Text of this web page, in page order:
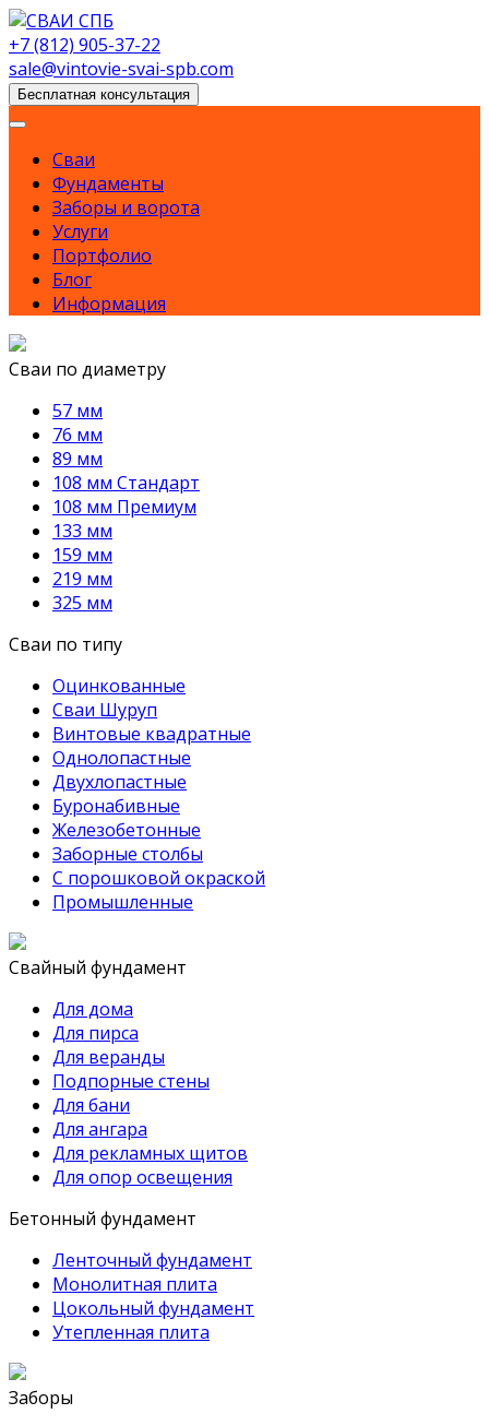
Skip
to
content
+7 (812) 905-37-22
sale@vintovie-svai-spb.com
Бесплатная консультация
Сваи
Фундаменты
Заборы и ворота
Услуги
Портфолио
Блог
Информация
Сваи по диаметру
57 мм
76 мм
89 мм
108 мм Стандарт
108 мм Премиум
133 мм
159 мм
219 мм
325 мм
Сваи по типу
Оцинкованные
Сваи Шуруп
Винтовые квадратные
Однолопастные
Двухлопастные
Буронабивные
Железобетонные
Заборные столбы
С порошковой окраской
Промышленные
Свайный фундамент
Для дома
Для пирса
Для веранды
Подпорные стены
Для бани
Для ангара
Для рекламных щитов
Для опор освещения
Бетонный фундамент
Ленточный фундамент
Монолитная плита
Цокольный фундамент
Утепленная плита
Заборы